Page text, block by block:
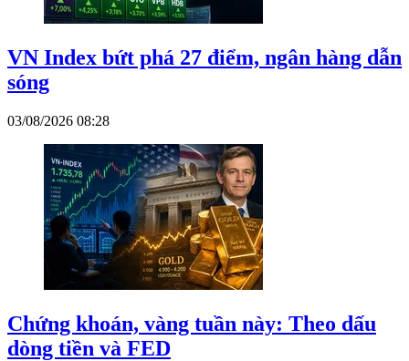
VN Index bứt phá 27 điểm, ngân hàng dẫn
sóng
03/08/2026 08:28
Chứng khoán, vàng tuần này: Theo dấu
dòng tiền và FED